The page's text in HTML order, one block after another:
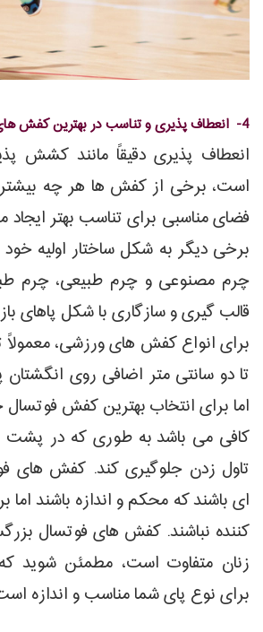
4- انعطاف پذیری و تناسب در بهترین کفش های فوتسال
انعطاف پذیری دقیقاً مانند کشش
است، برخی از کفش ها هر چه بیشتر
فضای مناسبی برای تناسب بهتر ایجاد
برخی دیگر به شکل ساختار اولیه خود
چرم مصنوعی و چرم طبیعی، چرم
قالب گیری و سازگاری با شکل پاهای
برای انواع کفش های ورزشی،
تا دو سانتی متر اضافی روی انگشتان
اما برای انتخاب بهترین کفش فوتسال
کافی می باشد به طوری که در پشت
تاول زدن جلوگیری کند. کفش های
ای باشند که محکم و اندازه باشند اما
کننده نباشند. کفش های فوتسال
زنان متفاوت است، مطمئن شوید
برای نوع پای شما مناسب و اندازه